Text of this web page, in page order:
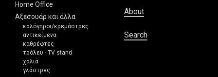
Home Office
Αξεσουάρ και άλλα
καλόγηροι/κρεμάστρες
αντικείμενα
καθρέφτες
τρόλευ - TV stand
χαλιά
γλάστρες
About
Search